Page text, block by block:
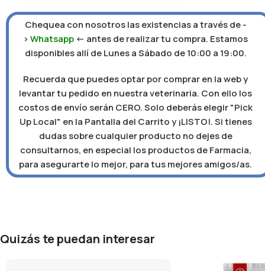
Chequea con nosotros las existencias a través de -
>Whatsapp <- antes de realizar tu compra. Estamos
disponibles allí de Lunes a Sábado de 10:00 a 19:00.
Recuerda que puedes optar por comprar en la web y
levantar tu pedido en nuestra veterinaria. Con ello los
costos de envío serán CERO. Solo deberás elegir "Pick
Up Local" en la Pantalla del Carrito y ¡LISTO!. Si tienes
dudas sobre cualquier producto no dejes de
consultarnos, en especial los productos de Farmacia,
para asegurarte lo mejor, para tus mejores amigos/as.
Quizás te puedan interesar